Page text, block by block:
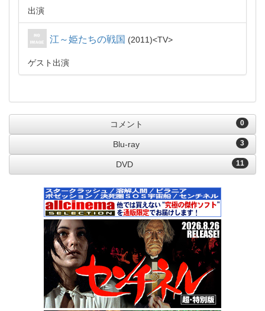
出演
江～姫たちの戦国 2011 TV
ゲスト出演
0
コメント
3
Blu-ray
11
DVD